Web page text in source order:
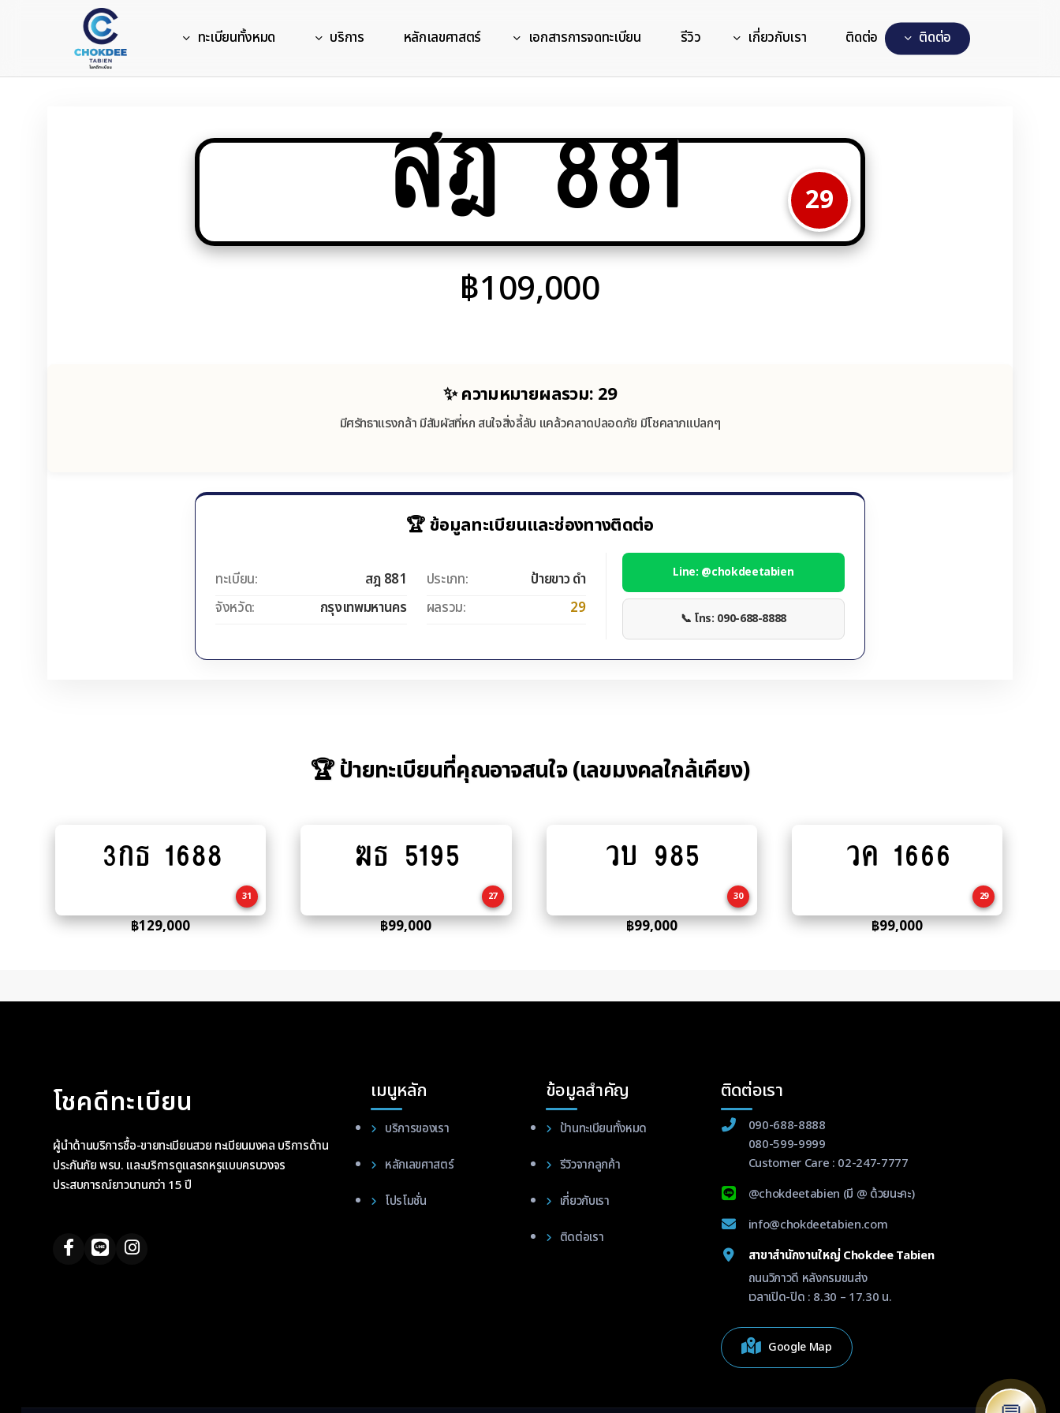
content
ทะเบียนทั้งหมด บริการ หลักเลขศาสตร์ เอกสารการจดทะเบียน รีวิว เกี่ยวกับเรา ติดต่อ ตดตอ
สฎ 881 29
฿109,000
✨ ความหมายผลรวม: 29
มีศรัทธาแรงกล้า มีสัมผัสที่หก สนใจสิ่งลี้ลับ แคล้วคลาดปลอดภัย มีโชคลาภแปลกๆ
🏆 ข้อมูลทะเบียนและช่องทางติดต่อ
ทะเบียน:
สฎ 881
จังหวัด:
กรุงเทพมหานคร
ประเภท:
ป้ายขาว ดำ
ผลรวม:
29
Line: @chokdeetabien
📞 โทร: 090-688-8888
🏆 ป้ายทะเบียนที่คุณอาจสนใจ (เลขมงคลใกล้เคียง)
Add
to
3กธ 1688
31
฿129,000
Add
to
ฆธ 5195
27
฿99,000
Add
to
วบ 985
30
฿99,000
Add
to
วค 1666
29
฿99,000
โชคดีทะเบียน
ผู้นำด้านบริการซื้อ-ขายทะเบียนสวย ทะเบียนมงคล บริการด้าน
ประกันภัย พรบ. และบริการดูแลรถหรูแบบครบวงจร
ประสบการณ์ยาวนานกว่า 15 ปี
เมนูหลัก
บริการของเรา
หลักเลขศาสตร์
โปรโมชั่น
ข้อมูลสำคัญ
ป้านทะเบียนทั้งหมด
รีวิวจากลูกค้า
เกี่ยวกับเรา
ติดต่อเรา
ติดต่อเรา
090-688-8888
080-599-9999
Customer Care : 02-247-7777
@chokdeetabien (มี @ ด้วยนะคะ)
info@chokdeetabien.com
สาขาสำนักงานใหญ่ Chokdee Tabien
ถนนวิภาวดี หลังกรมขนส่ง
เวลาเปิด-ปิด : 8.30 – 17.30 น.
Google Map